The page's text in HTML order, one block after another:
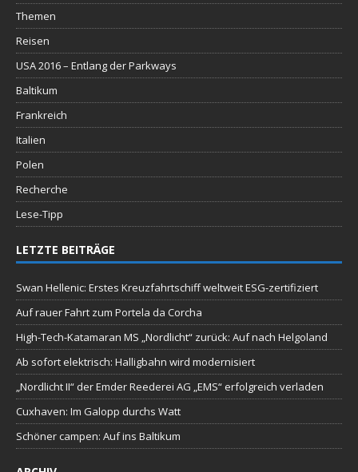
Themen
Reisen
USA 2016 – Entlang der Parkways
Baltikum
Frankreich
Italien
Polen
Recherche
Lese-Tipp
LETZTE BEITRÄGE
Swan Hellenic: Erstes Kreuzfahrtschiff weltweit ESG-zertifiziert
Auf rauer Fahrt zum Portela da Corcha
High-Tech-Katamaran MS „Nordlicht“ zurück: Auf nach Helgoland
Ab sofort elektrisch: Halligbahn wird modernisiert
„Nordlicht II“ der Emder Reederei AG „EMS“ erfolgreich verladen
Cuxhaven: Im Galopp durchs Watt
Schöner campen: Auf ins Baltikum